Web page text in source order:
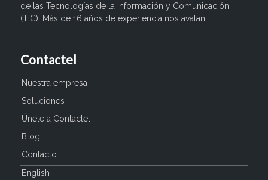
de las Tecnologías de la Información y Comunicación
(TIC). Más de 16 años de experiencia nos avalan.
Contactel
Nuestra empresa
Soluciones
Únete a Contactel
Blog
Contacto
English